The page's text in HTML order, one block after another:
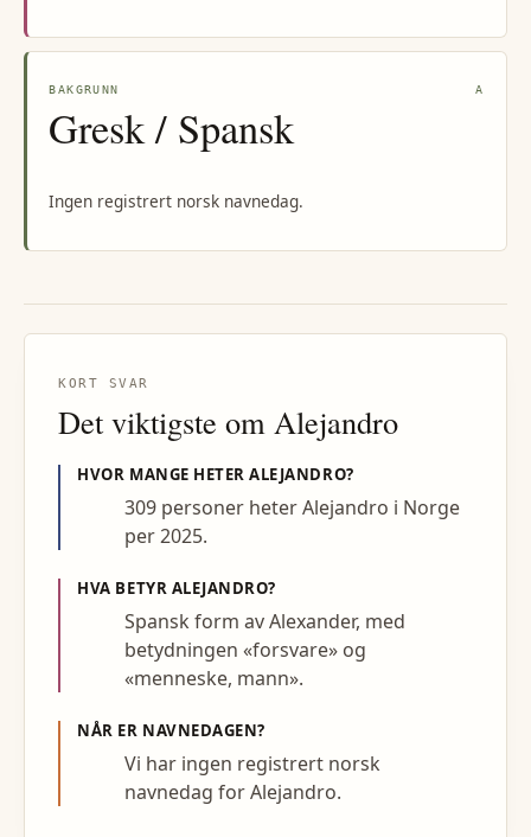
BAKGRUNN A
Gresk / Spansk
Ingen registrert norsk navnedag.
KORT SVAR
Det viktigste om Alejandro
HVOR MANGE HETERALEJANDRO?
309 personer heter Alejandro i Norge
per 2025.
HVA BETYR ALEJANDRO?
Spansk form av Alexander, med
betydningen «forsvare» og
«menneske, mann».
NÅR ER NAVNEDAGEN?
Vi har ingen registrert norsk
navnedag for Alejandro.